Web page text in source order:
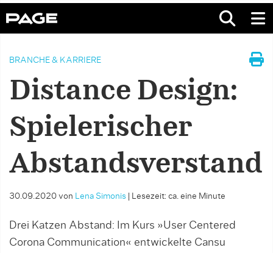
BRANCHE & KARRIERE
Distance Design:
Spielerischer
Abstandsverstand
30.09.2020 von Lena Simonis Lesezeit: ca. eine Minute
Drei Katzen Abstand: Im Kurs »User Centered
Corona Communication« entwickelte Cansu